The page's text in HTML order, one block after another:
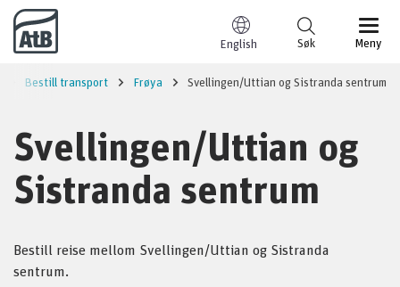
Til innhold
English Meny
Søk
Bestill transport Frøya Svellingen/Uttian og Sistranda sentrum
Svellingen/Uttian og
Sistranda sentrum
Bestill reise mellom Svellingen/Uttian og Sistranda
sentrum.